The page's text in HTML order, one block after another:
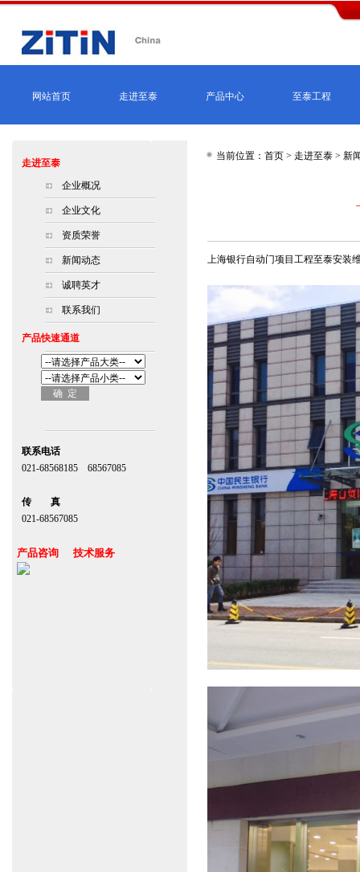
网站首页 走进至泰 产品中心 至泰工程
走进至泰
企业概况
企业文化
资质荣誉
新闻动态
诚聘英才
联系我们
产品快速通道
联系电话
021-68568185 68567085
传 真
021-68567085
产品咨询 技术服务
当前位置：首页 > 走进至泰 > 新
上海银行自动门项目工程至泰安装